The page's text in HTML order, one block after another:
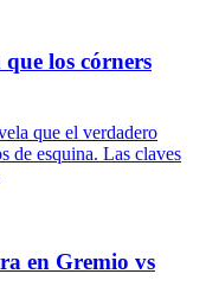
los córners
que el verdadero
de esquina. Las claves
en Gremio vs